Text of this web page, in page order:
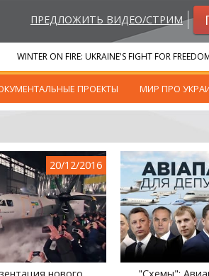
ПРЕДЛОЖИТЬ ВИДЕО/СТРИМ
ПРОЕКТЫ МИР ПРО
WINTER ON FIRE: UKRAINE'S FIGHT FOR
20/12/2016